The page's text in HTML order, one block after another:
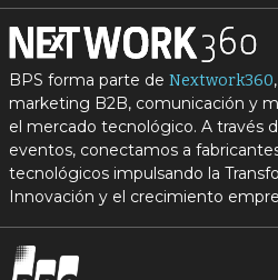
BPS forma parte de Nextwork360
marketing B2B, comunicación y
el mercado tecnológico. A través
eventos, conectamos a
tecnológicos impulsando la
Innovación y el crecimiento